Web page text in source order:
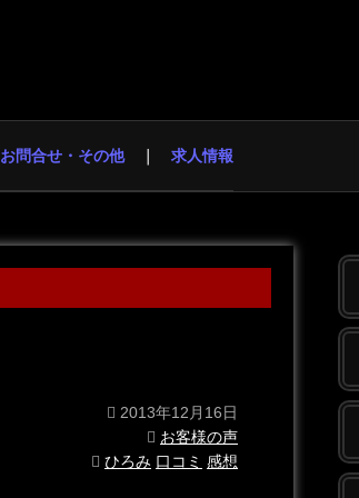
お問合せ・その他 求人情報
2013年12月16日
お客様の声
ひろみ 口コミ 感想